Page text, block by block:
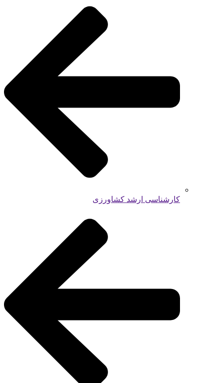
کارشناسی ارشد کشاورزی